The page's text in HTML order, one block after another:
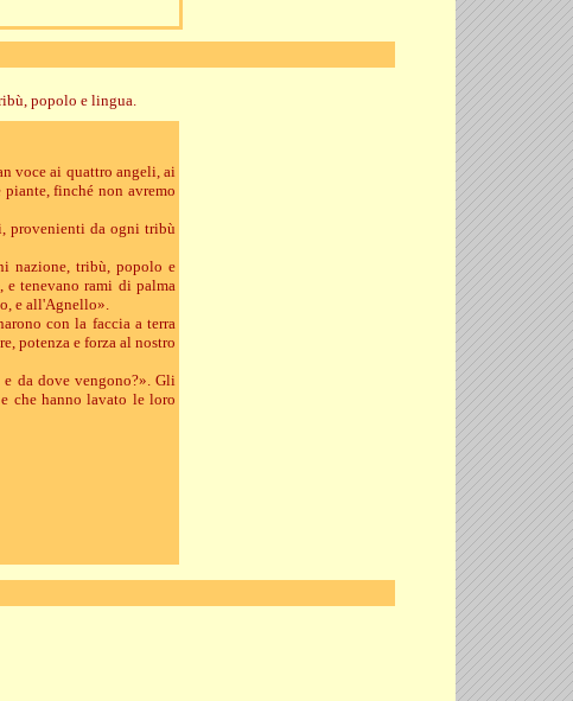
popolo e lingua.
voce ai quattro angeli, ai
piante, finché non avremo
provenienti da ogni tribù
nazione, tribù, popolo e
tenevano rami di palma
e all'Agnello».
con la faccia a terra
potenza e forza al nostro
da dove vengono?». Gli
che hanno lavato le loro